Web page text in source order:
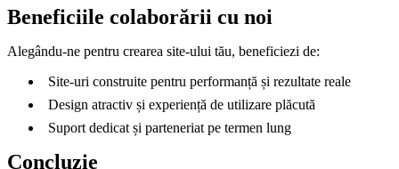
Beneficiile colaborării cu noi
Alegându-ne pentru crearea site-ului tău, beneficiezi de:
Site-uri construite pentru performanță și rezultate reale
Design atractiv și experiență de utilizare plăcută
Suport dedicat și parteneriat pe termen lung
Concluzie